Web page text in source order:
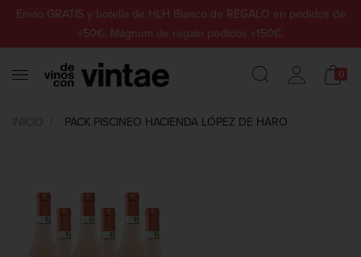
Envío GRATIS y botella de HLH Blanco de REGALO en pedidos de
+50€. Mágnum de regalo pedidos +150€.
0
PACK PISCINEO HACIENDA LÓPEZ DE HARO